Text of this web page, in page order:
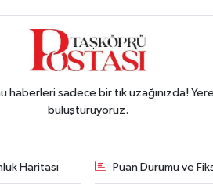
sadece bir tık uzağınızda!
buluşturuyoruz.
Haritası Puan Durumu ve